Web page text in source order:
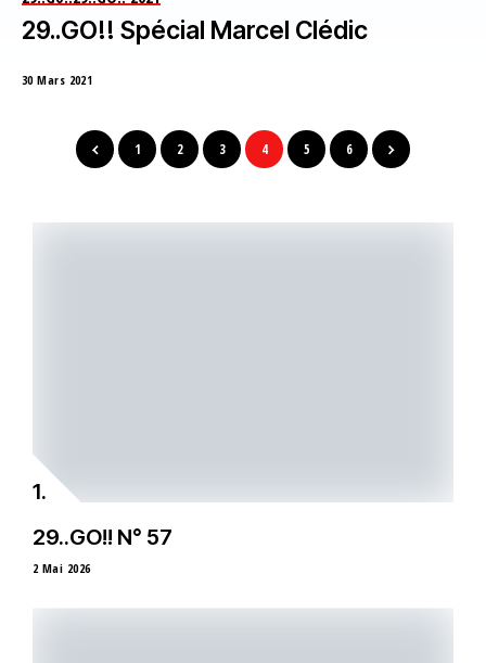
29..GO!! Spécial Marcel Clédic
30 Mars 2021
1 2 3 4 5 6
29..GO!! N° 57
2 Mai 2026